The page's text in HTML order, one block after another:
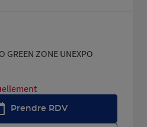
GREEN ZONE UNEXPO
Prendre RDV